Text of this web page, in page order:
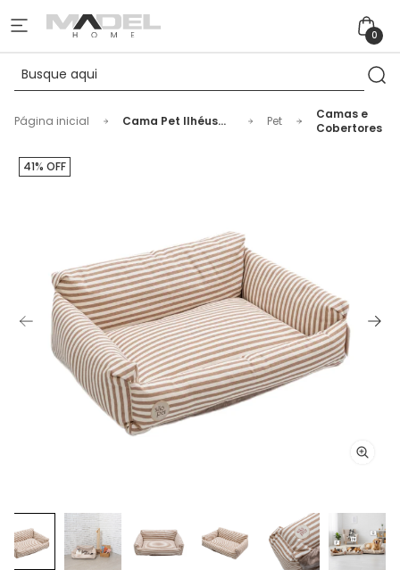
0
Página inicial
Cama Pet Ilhéus
Pet
Camas e
Cobertores
41% OFF